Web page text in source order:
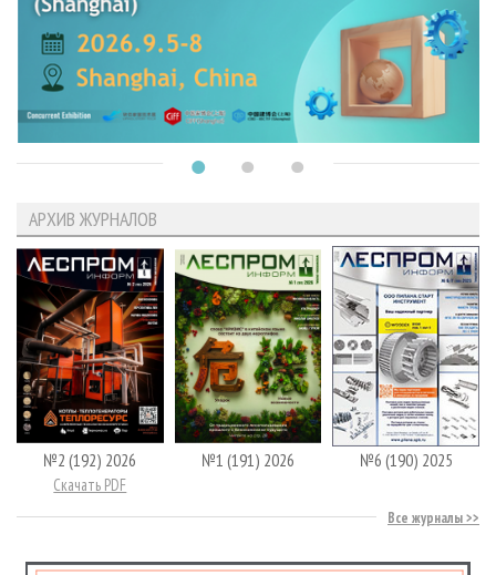
АРХИВ ЖУРНАЛОВ
№2 (192) 2026
Скачать PDF
№1 (191) 2026 №6 (190) 2025
Все журналы